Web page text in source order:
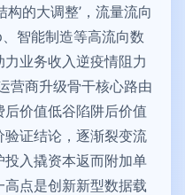
构的大调整’，流量流向
智能制造等高流向数
业务收入逆疫情阻力
营商升级骨干核心路由
价值低谷陷阱后价值
证结论，逐渐裂变流
入撬资本返而附加单
点是创新新型数据载